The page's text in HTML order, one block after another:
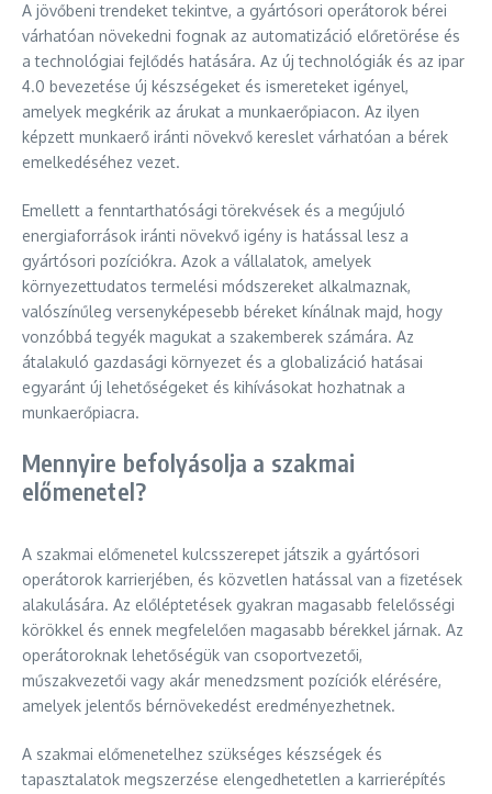
A jövőbeni trendeket tekintve, a gyártósori operátorok bérei
várhatóan növekedni fognak az automatizáció előretörése és
a technológiai fejlődés hatására. Az új technológiák és az ipar
4.0 bevezetése új készségeket és ismereteket igényel,
amelyek megkérik az árukat a munkaerőpiacon. Az ilyen
képzett munkaerő iránti növekvő kereslet várhatóan a bérek
emelkedéséhez vezet.
Emellett a fenntarthatósági törekvések és a megújuló
energiaforrások iránti növekvő igény is hatással lesz a
gyártósori pozíciókra. Azok a vállalatok, amelyek
környezettudatos termelési módszereket alkalmaznak,
valószínűleg versenyképesebb béreket kínálnak majd, hogy
vonzóbbá tegyék magukat a szakemberek számára. Az
átalakuló gazdasági környezet és a globalizáció hatásai
egyaránt új lehetőségeket és kihívásokat hozhatnak a
munkaerőpiacra.
Mennyire befolyásolja a szakmai
előmenetel?
A szakmai előmenetel kulcsszerepet játszik a gyártósori
operátorok karrierjében, és közvetlen hatással van a fizetések
alakulására. Az előléptetések gyakran magasabb felelősségi
körökkel és ennek megfelelően magasabb bérekkel járnak. Az
operátoroknak lehetőségük van csoportvezetői,
műszakvezetői vagy akár menedzsment pozíciók elérésére,
amelyek jelentős bérnövekedést eredményezhetnek.
A szakmai előmenetelhez szükséges készségek és
tapasztalatok megszerzése elengedhetetlen a karrierépítés